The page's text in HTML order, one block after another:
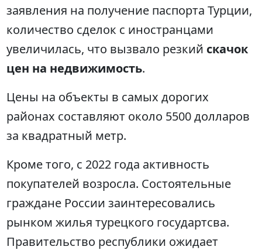
заявления на получение паспорта Турции,
количество сделок с иностранцами
увеличилась, что вызвало резкий скачок
цен на недвижимость.
Цены на объекты в самых дорогих
районах составляют около 5500 долларов
за квадратный метр.
Кроме того, с 2022 года активность
покупателей возросла. Состоятельные
граждане России заинтересовались
рынком жилья турецкого государтсва.
Правительство республики ожидает